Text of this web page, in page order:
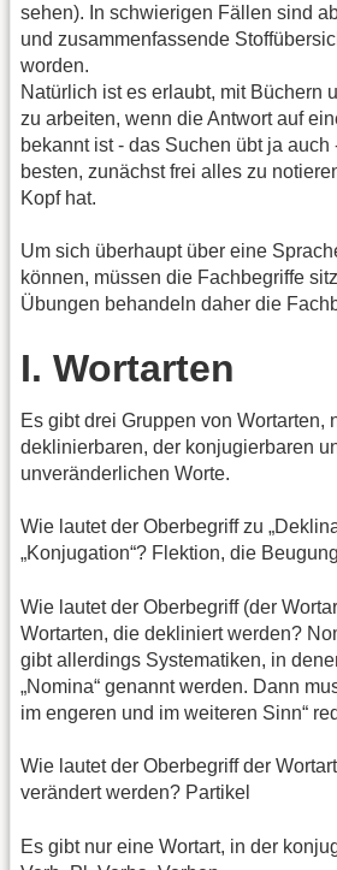
sehen). In schwierigen Fällen sind
und zusammenfassende
worden.
Natürlich ist es erlaubt, mit Büchern
zu arbeiten, wenn die Antwort auf
bekannt ist - das Suchen übt ja auch
besten, zunächst frei alles zu
Kopf hat.
Um sich überhaupt über eine
können, müssen die Fachbegriffe
Übungen behandeln daher die
I. Wortarten
Es gibt drei Gruppen von Wortarten,
deklinierbaren, der konjugierbaren
unveränderlichen Worte.
Wie lautet der Oberbegriff zu
„Konjugation“? Flektion, die Beugung
Wie lautet der Oberbegriff (der
Wortarten, die dekliniert werden?
gibt allerdings Systematiken, in
„Nomina“ genannt werden. Dann
im engeren und im weiteren Sinn“
Wie lautet der Oberbegriff der
verändert werden? Partikel
Es gibt nur eine Wortart, in der